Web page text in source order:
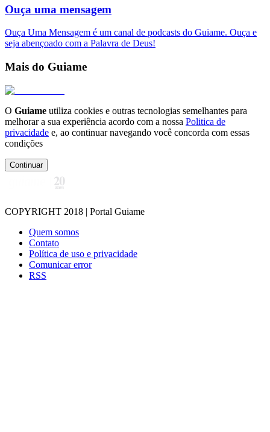
Ouça uma mensagem
Ouça Uma Mensagem é um canal de podcasts do Guiame. Ouça e
seja abençoado com a Palavra de Deus!
Mais do Guiame
O Guiame utiliza cookies e outras tecnologias semelhantes para
melhorar a sua experiência acordo com a nossa Politica de
privacidade e, ao continuar navegando você concorda com essas
condições
Continuar
COPYRIGHT 2018 | Portal Guiame
Quem somos
Contato
Política de uso e privacidade
Comunicar error
RSS